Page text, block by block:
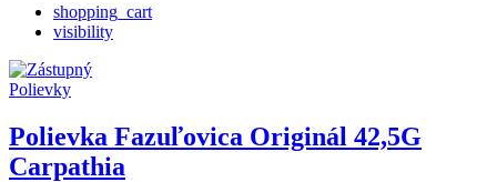
shopping_cart
visibility
Polievky
Polievka Fazuľovica Originál 42,5G
Carpathia